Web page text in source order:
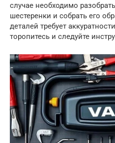
случае необходимо
шестеренки и собрать его
деталей требует
торопитесь и следуйте